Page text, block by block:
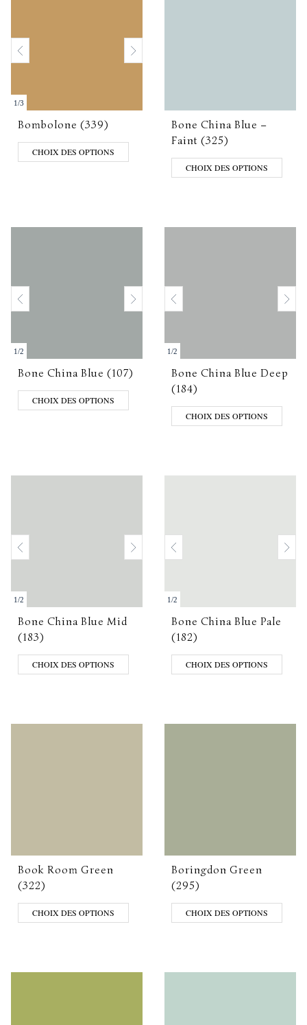
1/3
Bombolone (339)
CHOIX DES OPTIONS
Bone China Blue –
Faint (325)
CHOIX DES OPTIONS
1/2
Bone China Blue (107)
CHOIX DES OPTIONS
1/2
Bone China Blue Deep
(184)
CHOIX DES OPTIONS
1/2
Bone China Blue Mid
(183)
CHOIX DES OPTIONS
1/2
Bone China Blue Pale
(182)
CHOIX DES OPTIONS
Book Room Green
(322)
CHOIX DES OPTIONS
Boringdon Green
(295)
CHOIX DES OPTIONS